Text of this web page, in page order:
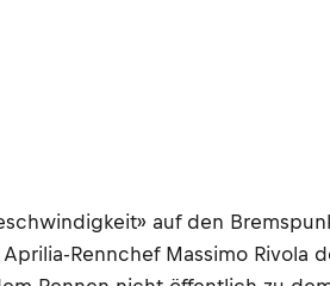
auf den
Rennchef Massimo Rivola